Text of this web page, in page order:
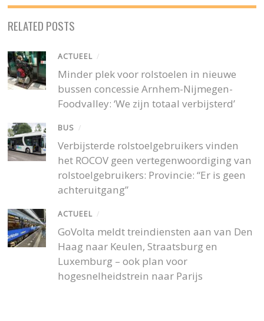
RELATED POSTS
ACTUEEL /
Minder plek voor rolstoelen in nieuwe
bussen concessie Arnhem-Nijmegen-
Foodvalley: ‘We zijn totaal verbijsterd’
BUS /
Verbijsterde rolstoelgebruikers vinden
het ROCOV geen vertegenwoordiging van
rolstoelgebruikers: Provincie: “Er is geen
achteruitgang”
ACTUEEL /
GoVolta meldt treindiensten aan van Den
Haag naar Keulen, Straatsburg en
Luxemburg – ook plan voor
hogesnelheidstrein naar Parijs